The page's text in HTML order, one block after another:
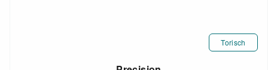
Torisch